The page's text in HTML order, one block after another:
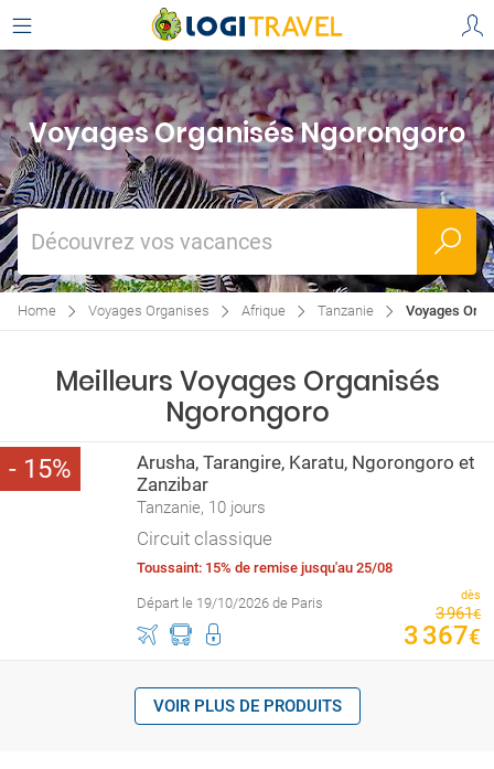
Voyages Organisés Ngorongoro
Découvrez vos vacances
Home Voyages Organises Afrique Tanzanie Voyages
Meilleurs Voyages Organisés
Ngorongoro
15
Arusha, Tarangire, Karatu, Ngorongoro et
Zanzibar
Tanzanie, 10 jours
Circuit classique
Toussaint: 15% de remise jusqu'au 25/08
Départ le 19/10/2026 de Paris dès
3961€
3367€
VOIR PLUS DE PRODUITS